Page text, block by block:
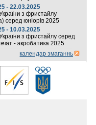
- 22.03.2025
з фристайлу
серед юніорів 2025
- 10.03.2025
з фристайлу серед
- акробатика 2025
календар змаганнь